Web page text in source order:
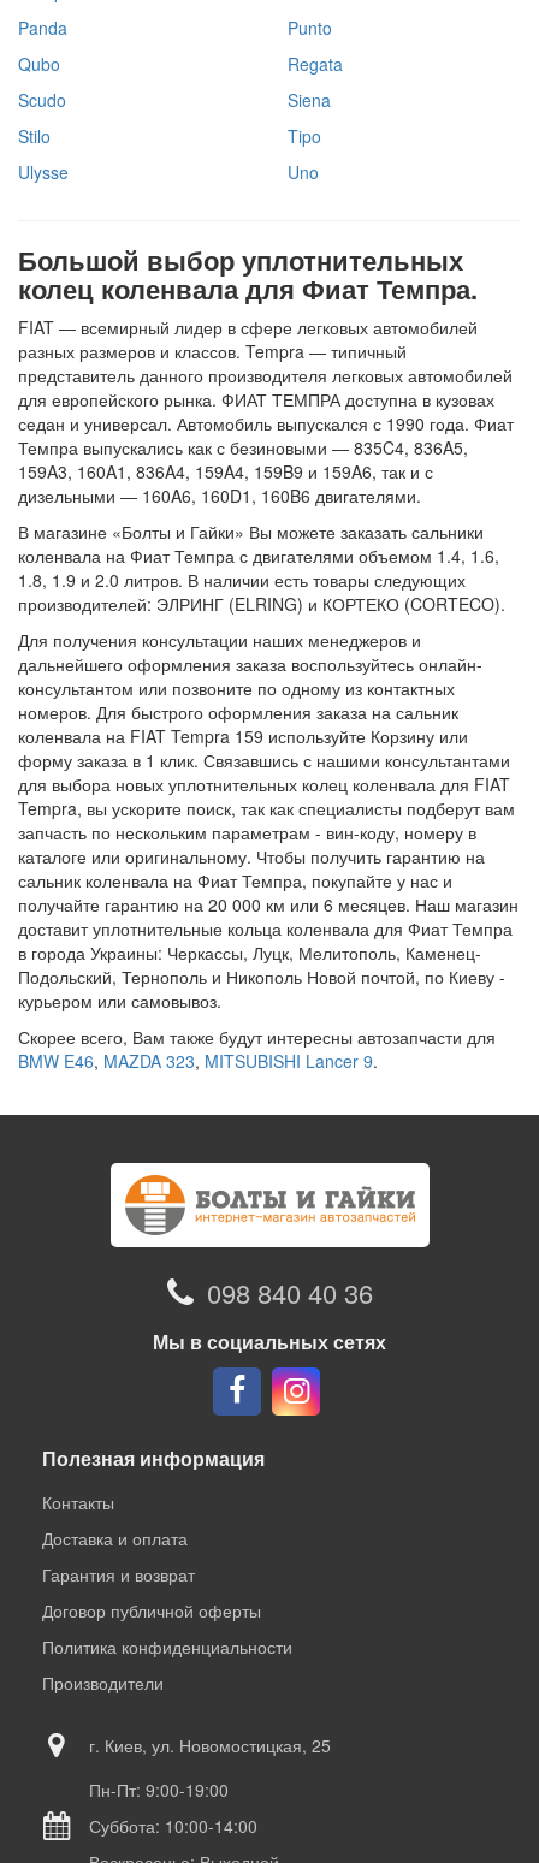
Panda
Punto
Qubo
Regata
Scudo
Siena
Stilo
Tipo
Ulysse
Uno
Большой выбор уплотнительных
колец коленвала для Фиат Темпра.
FIAT — всемирный лидер в сфере легковых автомобилей
разных размеров и классов. Tempra — типичный
представитель данного производителя легковых автомобилей
для европейского рынка. ФИАТ ТЕМПРА доступна в кузовах
седан и универсал. Автомобиль выпускался с 1990 года. Фиат
Темпра выпускались как с безиновыми — 835C4, 836A5,
159A3, 160A1, 836A4, 159A4, 159B9 и 159A6, так и с
дизельными — 160A6, 160D1, 160B6 двигателями.
В магазине «Болты и Гайки» Вы можете заказать сальники
коленвала на Фиат Темпра с двигателями объемом 1.4, 1.6,
1.8, 1.9 и 2.0 литров. В наличии есть товары следующих
производителей: ЭЛРИНГ (ELRING) и КОРТЕКО (CORTECO).
Для получения консультации наших менеджеров и
дальнейшего оформления заказа воспользуйтесь онлайн-
консультантом или позвоните по одному из контактных
номеров. Для быстрого оформления заказа на сальник
коленвала на FIAT Tempra 159 используйте Корзину или
форму заказа в 1 клик. Связавшись с нашими консультантами
для выбора новых уплотнительных колец коленвала для FIAT
Tempra, вы ускорите поиск, так как специалисты подберут вам
запчасть по нескольким параметрам - вин-коду, номеру в
каталоге или оригинальному. Чтобы получить гарантию на
сальник коленвала на Фиат Темпра, покупайте у нас и
получайте гарантию на 20 000 км или 6 месяцев. Наш магазин
доставит уплотнительные кольца коленвала для Фиат Темпра
в города Украины: Черкассы, Луцк, Мелитополь, Каменец-
Подольский, Тернополь и Никополь Новой почтой, по Киеву -
курьером или самовывоз.
Скорее всего, Вам также будут интересны автозапчасти для
BMW E46, MAZDA 323, MITSUBISHI Lancer 9.
098 840 40 36
Мы в социальных сетях
Полезная информация
Контакты
Доставка и оплата
Гарантия и возврат
Договор публичной оферты
Политика конфиденциальности
Производители
г. Киев, ул. Новомостицкая, 25
Пн-Пт: 9:00-19:00
Суббота: 10:00-14:00